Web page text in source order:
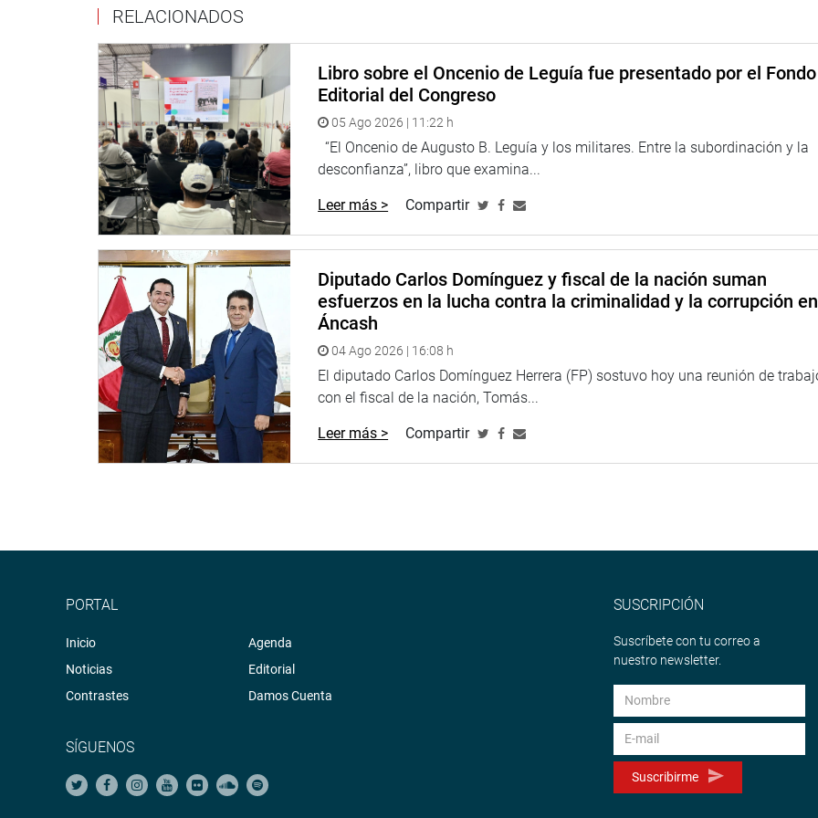
RELACIONADOS
Libro sobre el Oncenio de Leguía fue presentado por el Fondo
Editorial del Congreso
05 Ago 2026 | 11:22 h
“El Oncenio de Augusto B. Leguía y los militares. Entre la subordinación y la
desconfianza”, libro que examina...
Leer más > Compartir
Diputado Carlos Domínguez y fiscal de la nación suman
esfuerzos en la lucha contra la criminalidad y la corrupción en
Áncash
04 Ago 2026 | 16:08 h
El diputado Carlos Domínguez Herrera (FP) sostuvo hoy una reunión de
con el fiscal de la nación, Tomás...
Leer más > Compartir
PORTAL
Inicio
Noticias
Contrastes
Agenda
Editorial
Damos Cuenta
SÍGUENOS
SUSCRIPCIÓN
Suscríbete con tu correo a
nuestro newsletter.
Suscribirme